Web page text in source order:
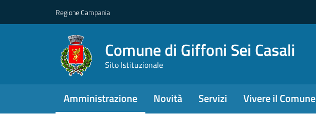
Regione Campania
Comune di Giffoni Sei Casali
Sito Istituzionale
Amministrazione Novità Servizi Vivere il Comune